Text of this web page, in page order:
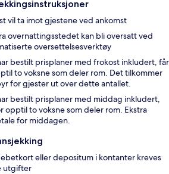
vil ta imot gjestene ved ankomst
overnattingsstedet kan bli oversatt ved
oversettelsesverktøy
bestilt prisplaner med frokost inkludert, får
to voksne som deler rom. Det tilkommer
for gjester ut over dette antallet.
bestilt prisplaner med middag inkludert,
opptil to voksne som deler rom. Ekstra
for middagen.
eller depositum i kontanter kreves
utgifter